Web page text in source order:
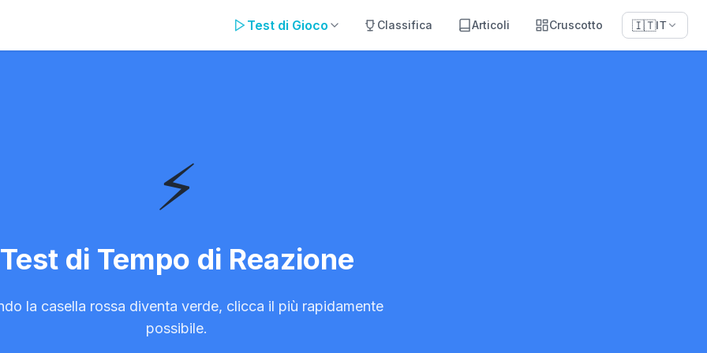
Test di Gioco Classifica Articoli Cruscotto 🇮🇹IT
⚡
Test di Tempo di Reazione
la casella rossa diventa verde, clicca il più rapidamente
possibile.